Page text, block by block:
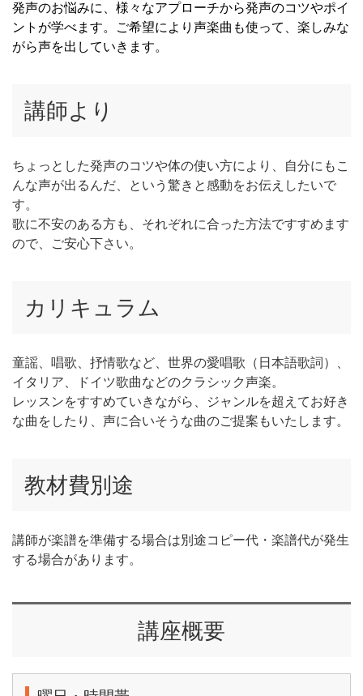
発声のお悩みに、様々なアプローチから発声のコツやポイ
ントが学べます。ご希望により声楽曲も使って、楽しみな
がら声を出していきます。
講師より
ちょっとした発声のコツや体の使い方により、自分にもこ
んな声が出るんだ、という驚きと感動をお伝えしたいで
す。
歌に不安のある方も、それぞれに合った方法ですすめます
ので、ご安心下さい。
カリキュラム
童謡、唱歌、抒情歌など、世界の愛唱歌（日本語歌詞）、
イタリア、ドイツ歌曲などのクラシック声楽。
レッスンをすすめていきながら、ジャンルを超えてお好き
な曲をしたり、声に合いそうな曲のご提案もいたします。
教材費別途
講師が楽譜を準備する場合は別途コピー代・楽譜代が発生
する場合があります。
講座概要